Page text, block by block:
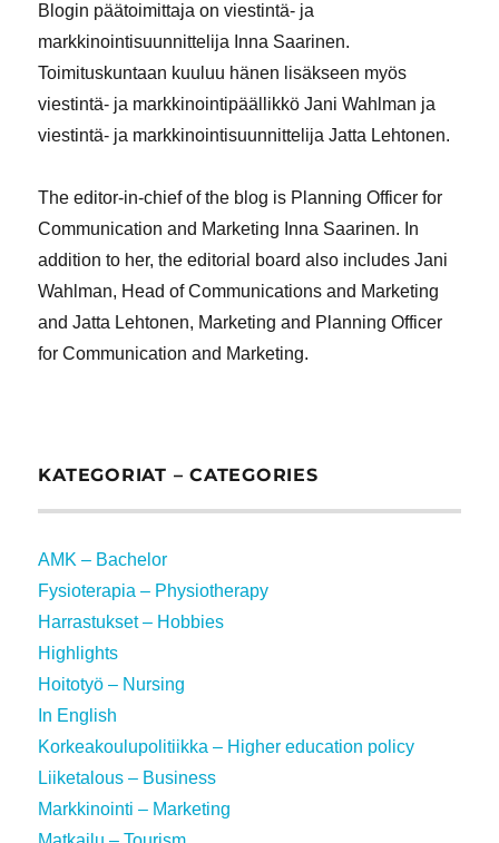
Blogin päätoimittaja on viestintä- ja
markkinointisuunnittelija Inna Saarinen.
Toimituskuntaan kuuluu hänen lisäkseen myös
viestintä- ja markkinointipäällikkö Jani Wahlman ja
viestintä- ja markkinointisuunnittelija Jatta Lehtonen.
The editor-in-chief of the blog is Planning Officer for
Communication and Marketing Inna Saarinen. In
addition to her, the editorial board also includes Jani
Wahlman, Head of Communications and Marketing
and Jatta Lehtonen, Marketing and Planning Officer
for Communication and Marketing.
KATEGORIAT – CATEGORIES
AMK – Bachelor
Fysioterapia – Physiotherapy
Harrastukset – Hobbies
Highlights
Hoitotyö – Nursing
In English
Korkeakoulupolitiikka – Higher education policy
Liiketalous – Business
Markkinointi – Marketing